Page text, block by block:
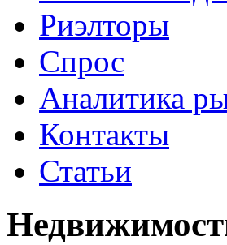
Риэлторы
Спрос
Аналитика
Контакты
Статьи